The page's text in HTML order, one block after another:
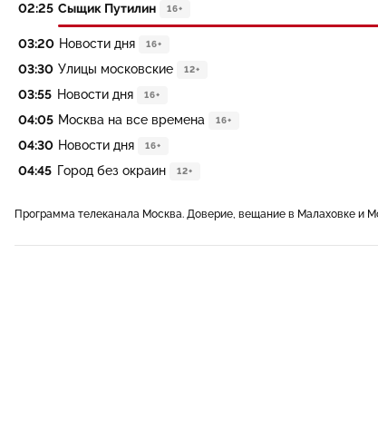
02:25 Сыщик Путилин 16+
03:20 Новости дня 16+
03:30 Улицы московские 12+
03:55 Новости дня 16+
04:05 Москва на все времена 16+
04:30 Новости дня 16+
04:45 Город без окраин 12+
Программа телеканала Москва. Доверие, вещание в Малаховке и